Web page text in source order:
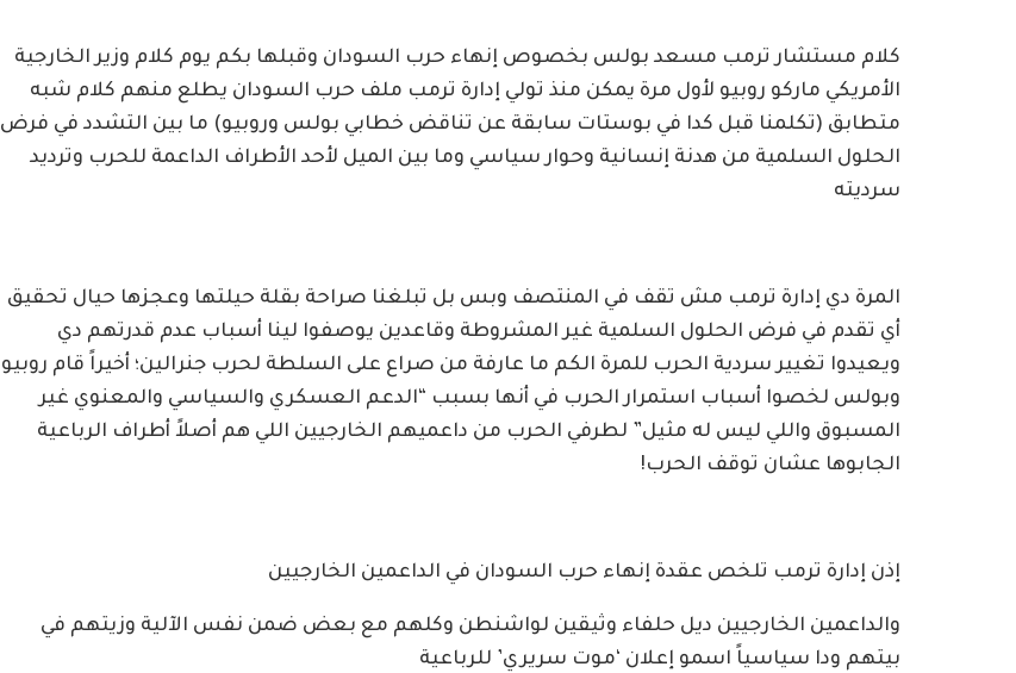
كلام مستشار ترمب مسعد بولس بخصوص إنهاء حرب السودان وقبلها بكم يوم كلام وزير الخارجية
الأمريكي ماركو روبيو لأول مرة يمكن منذ تولي إدارة ترمب ملف حرب السودان يطلع منهم كلام شبه
متطابق (تكلمنا قبل كدا في بوستات سابقة عن تناقض خطابي بولس وروبيو) ما بين التشدد في فرض
الحلول السلمية من هدنة إنسانية وحوار سياسي وما بين الميل لأحد الأطراف الداعمة للحرب وترديد
سرديته
المرة دي إدارة ترمب مش تقف في المنتصف وبس بل تبلغنا صراحة بقلة حيلتها وعجزها حيال تحقيق
أي تقدم في فرض الحلول السلمية غير المشروطة وقاعدين يوصفوا لينا أسباب عدم قدرتهم دي
ويعيدوا تغيير سردية الحرب للمرة الكم ما عارفة من صراع على السلطة لحرب جنرالين؛ أخيراً قام روبيو
وبولس لخصوا أسباب استمرار الحرب في أنها بسبب “الدعم العسكري والسياسي والمعنوي غير
المسبوق واللي ليس له مثيل” لطرفي الحرب من داعميهم الخارجيين اللي هم أصلاً أطراف الرباعية
الجابوها عشان توقف الحرب!
إذن إدارة ترمب تلخص عقدة إنهاء حرب السودان في الداعمين الخارجيين
والداعمين الخارجيين ديل حلفاء وثيقين لواشنطن وكلهم مع بعض ضمن نفس الآلية وزيتهم في
بيتهم ودا سياسياً اسمو إعلان ‘موت سريري’ للرباعية